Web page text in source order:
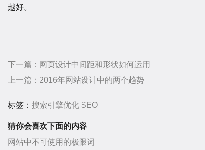
越好。
下一篇： 网页设计中间距和形状如何运用
上一篇： 2016年网站设计中的两个趋势
标签： 搜索引擎优化 SEO
猜你会喜欢下面的内容
网站中不可使用的极限词